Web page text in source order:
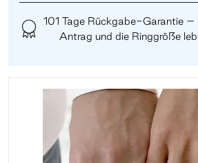
101 Tage Rückgabe-Garantie –
Antrag und die Ringgröße